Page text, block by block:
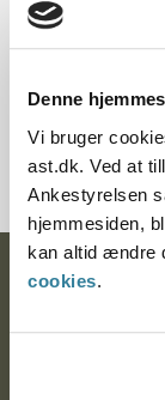
Denne
Vi bruger
ast.dk. Ved at
Ankestyrelsen
hjemmesiden,
kan altid ændre
cookies.
§ 16
3938-88 +
Ankestyrelsen
Postadresse: